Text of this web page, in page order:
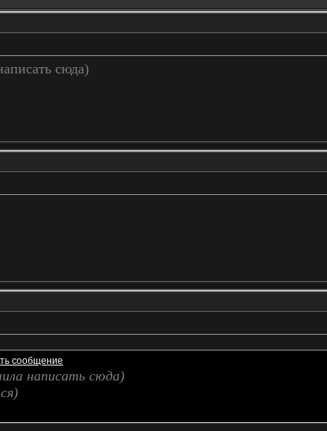
сюда)
написать сюда)